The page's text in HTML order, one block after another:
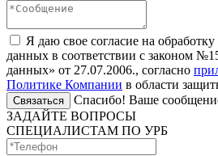
Я даю свое согласие на
данных в соответствии с законом
данных» от 27.07.2006., согласно
Политике Компании в области
Связаться
Спасибо! Ваше
ЗАДАЙТЕ ВОПРОСЫ
СПЕЦИАЛИСТАМ ПО УРБ